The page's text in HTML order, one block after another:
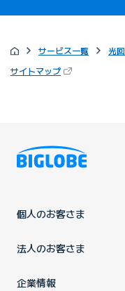
サービス一覧 光
サイトマップ（新しいタブで
個人のお客さま
法人のお客さま
企業情報